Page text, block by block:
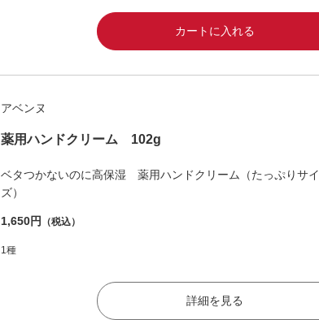
カートに入れる
アベンヌ
薬用ハンドクリーム 102g
ベタつかないのに高保湿 薬用ハンドクリーム（たっぷりサイ
ズ）
1,650円 （税込）
1種
詳細を見る